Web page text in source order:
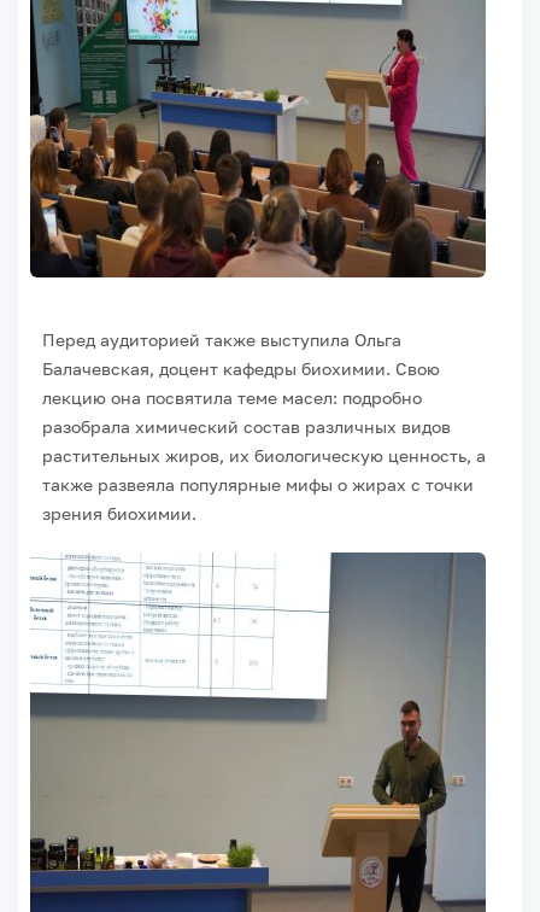
Перед аудиторией также выступила Ольга
Балачевская, доцент кафедры биохимии. Свою
лекцию она посвятила теме масел: подробно
разобрала химический состав различных видов
растительных жиров, их биологическую ценность, а
также развеяла популярные мифы о жирах с точки
зрения биохимии.